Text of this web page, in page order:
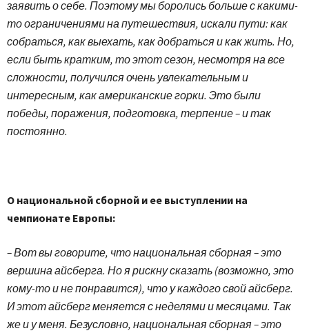
заявить о себе. Поэтому мы боролись больше с какими-
то ограничениями на путешествия, искали пути: как
собраться, как выехать, как добраться и как жить. Но,
если быть кратким, то этот сезон, несмотря на все
сложности, получился очень увлекательным и
интересным, как американские горки. Это были
победы, поражения, подготовка, терпение – и так
постоянно.
О национальной сборной и ее выступлении на
чемпионате Европы:
– Вот вы говорите, что национальная сборная – это
вершина айсберга. Но я рискну сказать (возможно, это
кому-то и не понравится), что у каждого свой айсберг.
И этот айсберг меняется с неделями и месяцами. Так
же и у меня. Безусловно, национальная сборная – это